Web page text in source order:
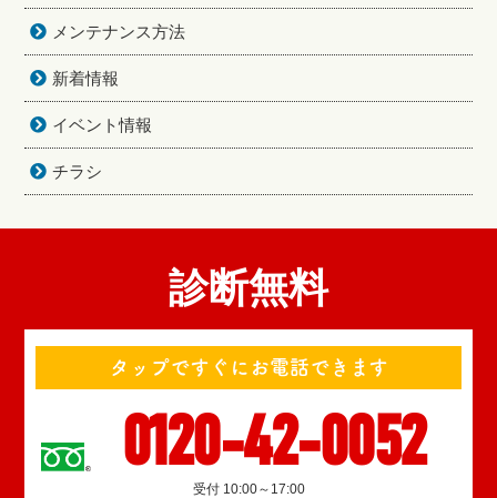
メンテナンス方法
新着情報
イベント情報
チラシ
診断無料
タップですぐにお電話できます
0120-42-0052
受付 10:00～17:00